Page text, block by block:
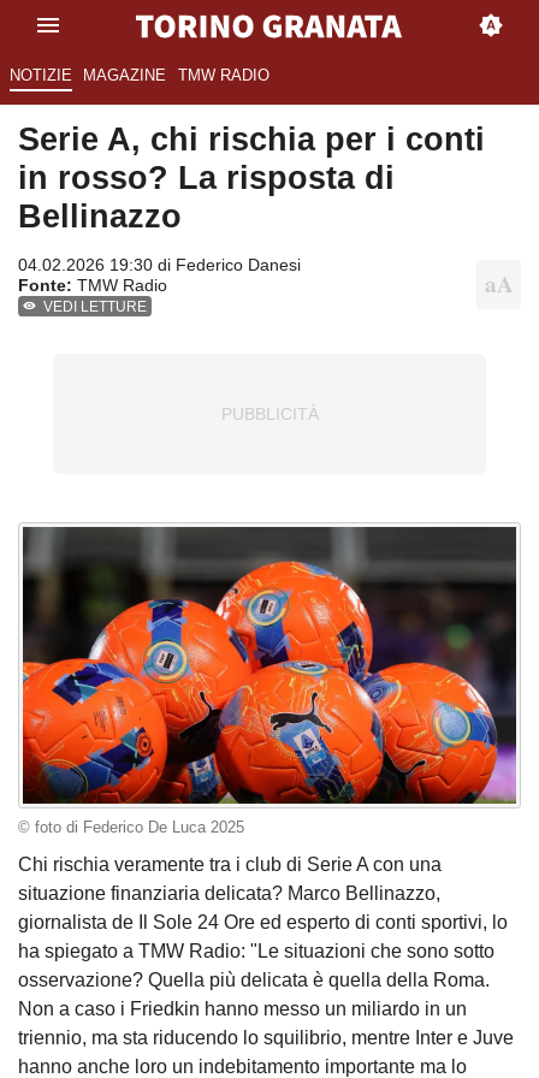
NOTIZIE MAGAZINE TMW RADIO
Serie A, chi rischia per i conti
in rosso? La risposta di
Bellinazzo
04.02.2026 19:30 di Federico Danesi
Fonte: TMW Radio
VEDI LETTURE
© foto di Federico De Luca 2025
Chi rischia veramente tra i club di Serie A con una
situazione finanziaria delicata? Marco Bellinazzo,
giornalista de Il Sole 24 Ore ed esperto di conti sportivi, lo
ha spiegato a TMW Radio: "Le situazioni che sono sotto
osservazione? Quella più delicata è quella della Roma.
Non a caso i Friedkin hanno messo un miliardo in un
triennio, ma sta riducendo lo squilibrio, mentre Inter e Juve
hanno anche loro un indebitamento importante ma lo